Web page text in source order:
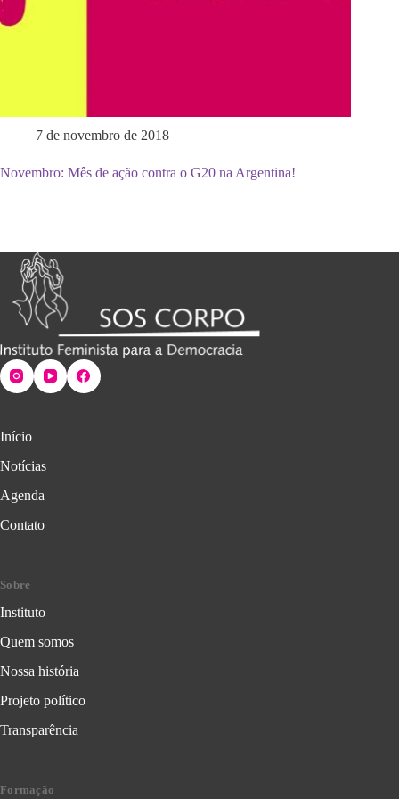
7 de novembro de 2018
Novembro: Mês de ação contra o G20 na Argentina!
Início
Notícias
Agenda
Contato
Sobre
Instituto
Quem somos
Nossa história
Projeto político
Transparência
Formação